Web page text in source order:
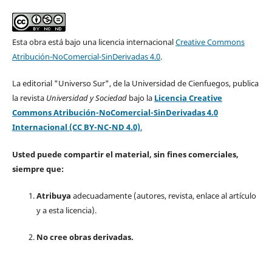
Esta obra está bajo una licencia internacionalCreative Commons
Atribución-NoComercial-SinDerivadas 4.0.
La editorial "Universo Sur", de la Universidad de Cienfuegos, publica
la revista Universidad y Sociedad bajo la Licencia Creative
Commons Atribución-NoComercial-SinDerivadas 4.0
Internacional (CC BY-NC-ND 4.0).
Usted puede compartir el material, sin fines comerciales,
siempre que:
Atribuya adecuadamente (autores, revista, enlace al artículo
y a esta licencia).
No cree obras derivadas.